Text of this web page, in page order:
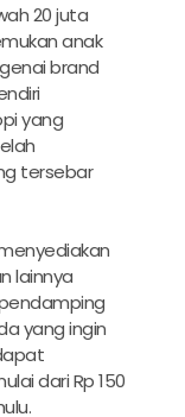
20 juta
anak
brand
yang
tersebar
lainnya
yang ingin
dari Rp 150